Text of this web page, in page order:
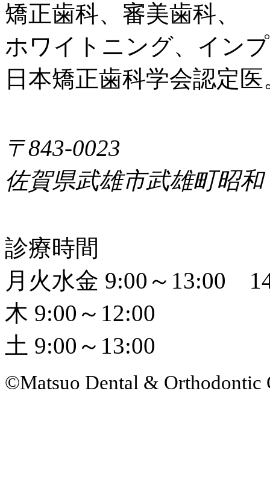
矯正歯科、審美歯科、
ホワイトニング、イン
日本矯正歯科学会認定
〒843-0023
佐賀県武雄市武雄町昭
診療時間
月火水金 9:00～13:00
木 9:00～12:00
土 9:00～13:00
©Matsuo Dental & Orthodontic